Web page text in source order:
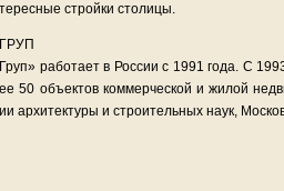
стройки столицы.
работает в России с 1991 года. С
50 объектов коммерческой и жилой
архитектуры и строительных наук,